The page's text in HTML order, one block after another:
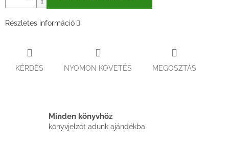
Részletes információ
KÉRDÉS NYOMON KÖVETÉS MEGOSZTÁS
Minden könyvhöz
könyvjelzőt adunk ajándékba